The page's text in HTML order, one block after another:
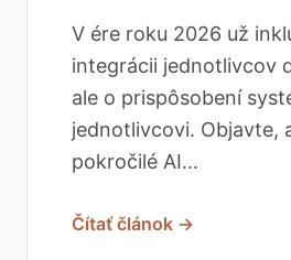
V ére roku 2026 už
integrácii jednotlivcov
ale o prispôsobení
jednotlivcovi. Objavte,
pokročilé AI...
Čítať článok →